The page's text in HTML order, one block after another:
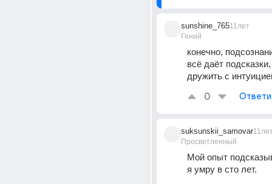
sunshine_765
Гений
11лет
конечно,
всё даёт
дружить с
0
suksunskii_samovar
Просветленный
Мой опыт
я умру в сто лет.